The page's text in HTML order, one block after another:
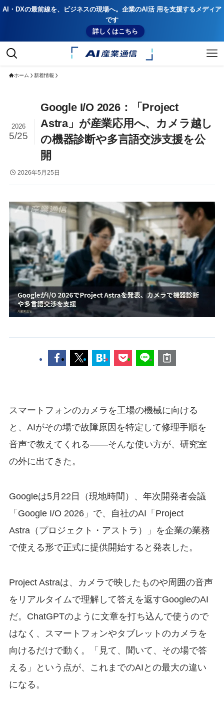
AI・DXの最前線を、ビジネスの現場へ。企業のAI活 用を支援するメディア
です
詳しくはこちら
ホーム 新着情報
Google I/O 2026：「Project
Astra」が産業応用へ、カメラ越し
の機器診断や多言語交渉支援を公
開
2026
5/25
2026年5月25日
スマートフォンのカメラを工場の機械に向ける
と、AIがその場で故障原因を特定して修理手順を
音声で教えてくれる——そんな使い方が、研究室
の外に出てきた。
Googleは5月22日（現地時間）、年次開発者会議
「Google I/O 2026」で、自社のAI「Project
Astra（プロジェクト・アストラ）」を企業の業務
で使える形で正式に提供開始すると発表した。
Project Astraは、カメラで映したものや周囲の音声
をリアルタイムで理解して答えを返すGoogleのAI
だ。ChatGPTのように文章を打ち込んで使うので
はなく、スマートフォンやタブレットのカメラを
向けるだけで動く。「見て、聞いて、その場で答
える」という点が、これまでのAIとの最大の違い
になる。